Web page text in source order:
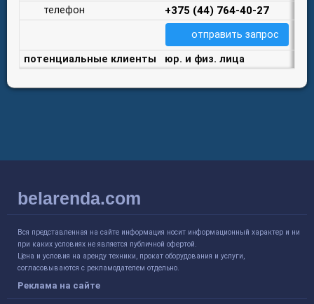
телефон
+375 (44) 764-40-27
отправить запрос
потенциальные клиенты юр. и физ. лица
belarenda.com
Вся представленная на сайте информация носит информационный характер и ни
при каких условиях не является публичной офертой.
Цена и условия на аренду техники, прокат оборудования и услуги,
согласовываются с рекламодателем отдельно.
Реклама на сайте